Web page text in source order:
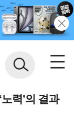
력’의 결과